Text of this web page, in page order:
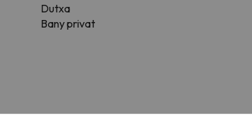
Dutxa
Bany privat